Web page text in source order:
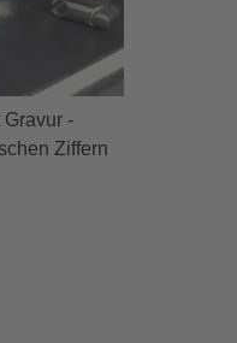
Gravur -
Ziffern